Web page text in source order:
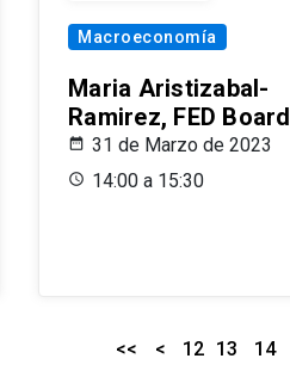
Macroeconomía
Maria Aristizabal-
Ramirez, FED Board
31 de Marzo de 2023
14:00 a 15:30
<< < 12 13 14